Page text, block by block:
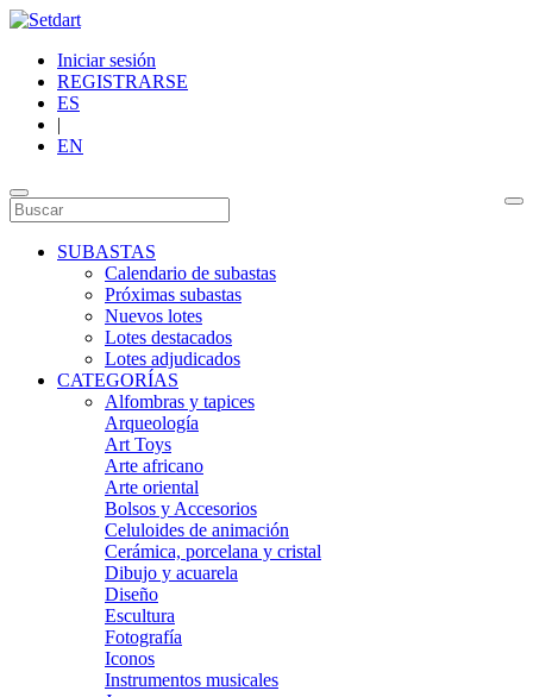
Iniciar sesión
REGISTRARSE
ES
|
EN
SUBASTAS
Calendario de subastas
Próximas subastas
Nuevos lotes
Lotes destacados
Lotes adjudicados
CATEGORÍAS
Alfombras y tapices
Arqueología
Art Toys
Arte africano
Arte oriental
Bolsos y Accesorios
Celuloides de animación
Cerámica, porcelana y cristal
Dibujo y acuarela
Diseño
Escultura
Fotografía
Iconos
Instrumentos musicales